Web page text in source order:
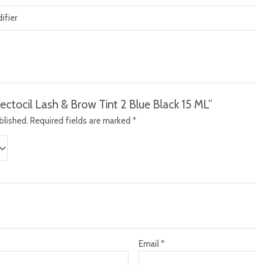
Lash & Brow Tint 2 Blue Black 15 ML”
Required fields are marked *
Email*